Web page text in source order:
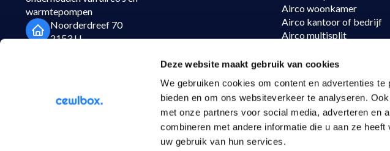
Deze website maakt gebruik van cookies
We gebruiken cookies om content en advertenties
bieden en om ons websiteverkeer te analyseren.
met onze partners voor social media, adverteren en
combineren met andere informatie die u aan ze
uw gebruik van hun services.
warmtepompen
Noorderdreef 70
2153 LL
info@cewlbox.nl
Airco woonkamer
Airco kantoor of bedrijf
Airco multisplit
Daikin